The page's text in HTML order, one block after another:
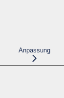
Anpassung